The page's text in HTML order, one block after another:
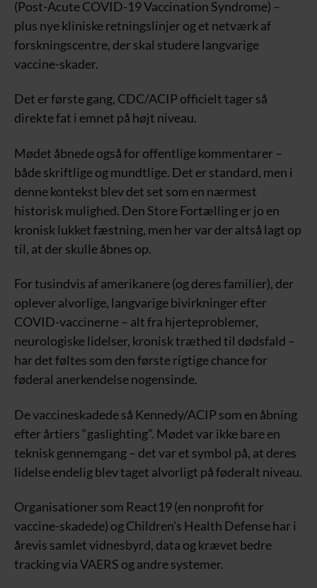
(Post-Acute COVID-19 Vaccination Syndrome) –
plus nye kliniske retningslinjer og et netværk af
forskningscentre, der skal studere langvarige
vaccine-skader.
Det er første gang, CDC/ACIP officielt tager så
direkte fat i emnet på højt niveau.
Mødet åbnede også for offentlige kommentarer –
både skriftlige og mundtlige. Det er standard, men i
denne kontekst blev det set som en nærmest
historisk mulighed. Den Store Fortælling er jo en
kronisk lukket fæstning, men her var der altså lagt op
til, at der skulle åbnes op.
For tusindvis af amerikanere (og deres familier), der
oplever alvorlige, langvarige bivirkninger efter
COVID-vaccinerne – alt fra hjerteproblemer,
neurologiske lidelser, kronisk træthed til dødsfald –
har det føltes som den første rigtige chance for
føderal anerkendelse nogensinde.
De vaccineskadede så Kennedy/ACIP som en åbning
efter årtiers “gaslighting”. Mødet var ikke bare en
teknisk gennemgang – det var et symbol på, at deres
lidelse endelig blev taget alvorligt på føderalt niveau.
Organisationer som React19 (en nonprofit for
vaccine-skadede) og Children’s Health Defense har i
årevis samlet vidnesbyrd, data og krævet bedre
tracking via VAERS og andre systemer.